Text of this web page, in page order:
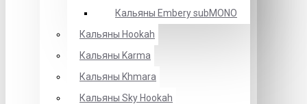
Кальяны Embery subMONO
Кальяны Hookah
Кальяны Karma
Кальяны Khmara
Кальяны Sky Hookah